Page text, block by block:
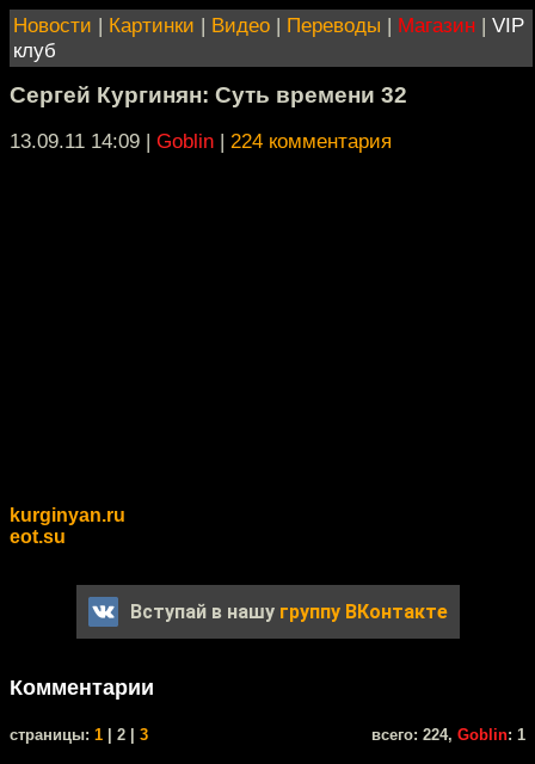
Новости | Картинки | Видео | Переводы | Магазин | VIP
клуб
Сергей Кургинян: Суть времени 32
13.09.11 14:09 | Goblin | 224 комментария
kurginyan.ru
eot.su
Вступай в нашу группу ВКонтакте
Комментарии
cтраницы: 1 | 2 | 3 всего: 224, Goblin: 1